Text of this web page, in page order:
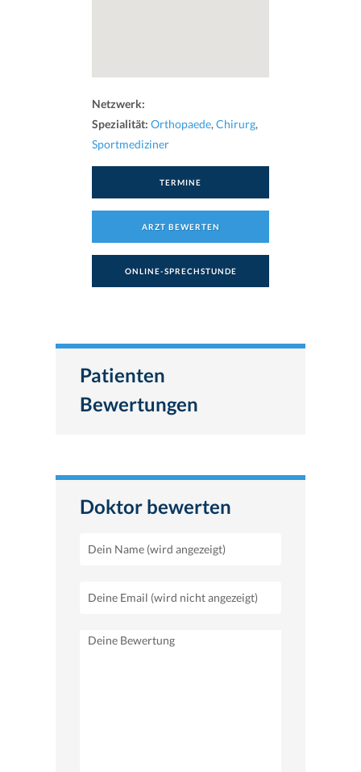
Netzwerk:
Spezialität: Orthopaede, Chirurg,
Sportmediziner
TERMINE
ARZT BEWERTEN
ONLINE-SPRECHSTUNDE
Patienten
Bewertungen
Doktor bewerten